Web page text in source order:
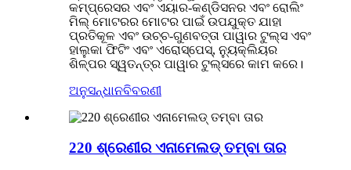
କମ୍ପ୍ରେସର ଏବଂ ଏୟାର-କଣ୍ଡିସନର ଏବଂ ରୋଲିଂ
ମିଲ୍ ମୋଟରର ମୋଟର ପାଇଁ ଉପଯୁକ୍ତ ଯାହା
ପ୍ରତିକୂଳ ଏବଂ ଉଚ୍ଚ-ଗୁଣବତ୍ତା ପାୱାର ଟୁଲ୍ସ ଏବଂ
ହାଲୁକା ଫିଟିଂ ଏବଂ ଏରୋସ୍ପେସ୍, ନ୍ୟୁକ୍ଲିୟର
ଶିଳ୍ପର ସ୍ୱତନ୍ତ୍ର ପାୱାର ଟୁଲ୍ସରେ କାମ କରେ।
ଅନୁସନ୍ଧାନବିବରଣୀ
220 ଶ୍ରେଣୀର ଏନାମେଲଡ୍ ତମ୍ବା ତାର